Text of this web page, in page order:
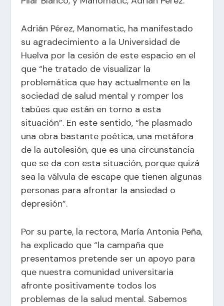
Adrián Pérez, Manomatic, ha manifestado
su agradecimiento a la Universidad de
Huelva por la cesión de este espacio en el
que “he tratado de visualizar la
problemática que hay actualmente en la
sociedad de salud mental y romper los
tabúes que están en torno a esta
situación”. En este sentido, “he plasmado
una obra bastante poética, una metáfora
de la autolesión, que es una circunstancia
que se da con esta situación, porque quizá
sea la válvula de escape que tienen algunas
personas para afrontar la ansiedad o
depresión”.
Por su parte, la rectora, María Antonia Peña,
ha explicado que “la campaña que
presentamos pretende ser un apoyo para
que nuestra comunidad universitaria
afronte positivamente todos los
problemas de la salud mental. Sabemos